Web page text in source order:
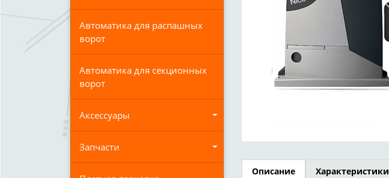
Автоматика для распашных
ворот
Автоматика для секционных
ворот
Аксессуары
Запчасти
Описание Характеристики